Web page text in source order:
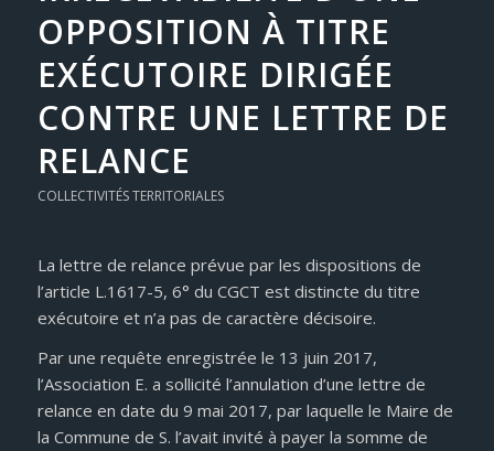
OPPOSITION À TITRE
EXÉCUTOIRE DIRIGÉE
CONTRE UNE LETTRE DE
RELANCE
COLLECTIVITÉS TERRITORIALES
La lettre de relance prévue par les dispositions de
l’article L.1617-5, 6° du CGCT est distincte du titre
exécutoire et n’a pas de caractère décisoire.
Par une requête enregistrée le 13 juin 2017,
l’Association E. a sollicité l’annulation d’une lettre de
relance en date du 9 mai 2017, par laquelle le Maire de
la Commune de S. l’avait invité à payer la somme de